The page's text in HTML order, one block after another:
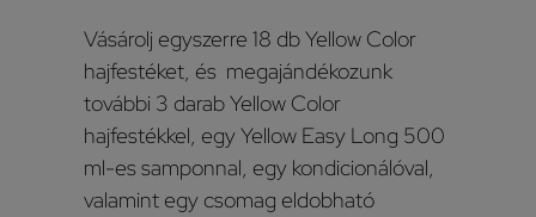
Vásárolj egyszerre 18 db Yellow Color
hajfestéket, és megajándékozunk
további 3 darab Yellow Color
hajfestékkel, egy Yellow Easy Long 500
ml-es samponnal, egy kondicionálóval,
valamint egy csomag eldobható